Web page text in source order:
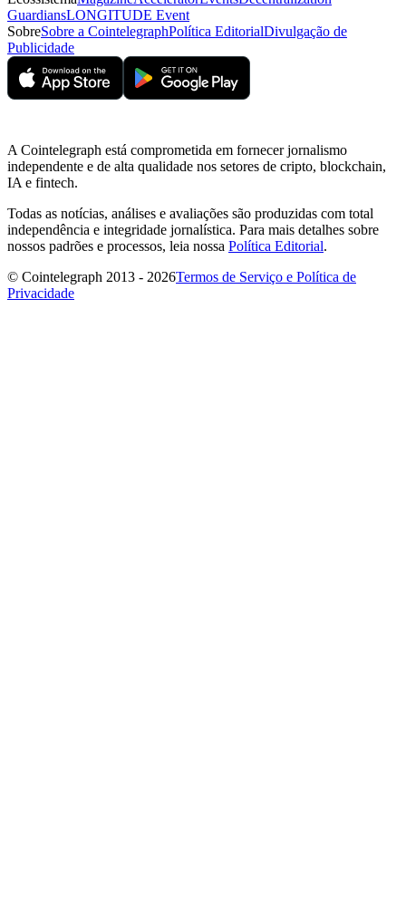
GuardiansLONGITUDE Event
SobreSobre a CointelegraphPolítica EditorialDivulgação de
Publicidade
A Cointelegraph está comprometida em fornecer jornalismo
independente e de alta qualidade nos setores de cripto, blockchain,
IA e fintech.
Todas as notícias, análises e avaliações são produzidas com total
independência e integridade jornalística. Para mais detalhes sobre
nossos padrões e processos, leia nossa Política Editorial.
© Cointelegraph 2013 - 2026Termos de Serviço e Política de
Privacidade